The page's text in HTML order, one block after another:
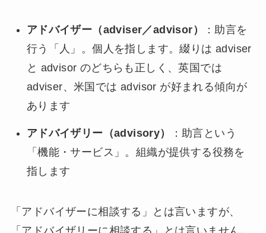
アドバイザー（adviser／advisor）
：助言を
行う「人」。個人を指します。綴りは adviser
と advisor のどちらも正しく、英国では
adviser、米国では advisor が好まれる傾向が
あります
アドバイザリー（advisory）
：助言という
「機能・サービス」。組織が提供する役務を
指します
「アドバイザーに相談する」とは言いますが、
「アドバイザリーに相談する」とは言いません。